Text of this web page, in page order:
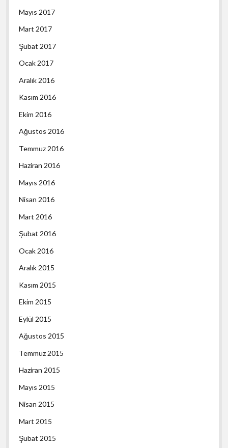
Mayıs 2017
Mart 2017
Şubat 2017
Ocak 2017
Aralık 2016
Kasım 2016
Ekim 2016
Ağustos 2016
Temmuz 2016
Haziran 2016
Mayıs 2016
Nisan 2016
Mart 2016
Şubat 2016
Ocak 2016
Aralık 2015
Kasım 2015
Ekim 2015
Eylül 2015
Ağustos 2015
Temmuz 2015
Haziran 2015
Mayıs 2015
Nisan 2015
Mart 2015
Şubat 2015